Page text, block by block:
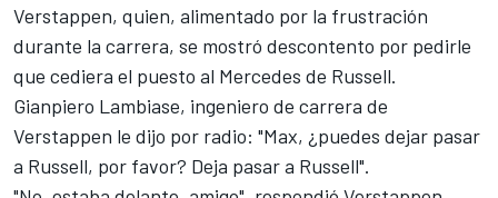
Verstappen, quien, alimentado por la frustración
durante la carrera, se mostró descontento por pedirle
que cediera el puesto al Mercedes de Russell.
Gianpiero Lambiase, ingeniero de carrera de
Verstappen le dijo por radio: "Max, ¿puedes dejar pasar
a Russell, por favor? Deja pasar a Russell".